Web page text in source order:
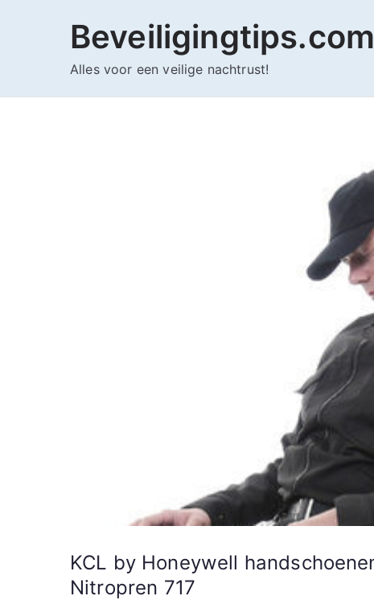
Beveiligingtips.com
Alles voor een veilige nachtrust!
KCL by Honeywell
Nitropren 717